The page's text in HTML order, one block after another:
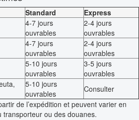
Standard
Express
4-7 jours
ouvrables
2-4 jours
ouvrables
4-7 jours
ouvrables
2-4 jours
ouvrables
5-10 jours
ouvrables
3-5 jours
ouvrables
5-10 jours
ouvrables
Consulter
de l’expédition et peuvent varier en
ou des douanes.